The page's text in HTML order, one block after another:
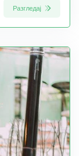
Разгледај